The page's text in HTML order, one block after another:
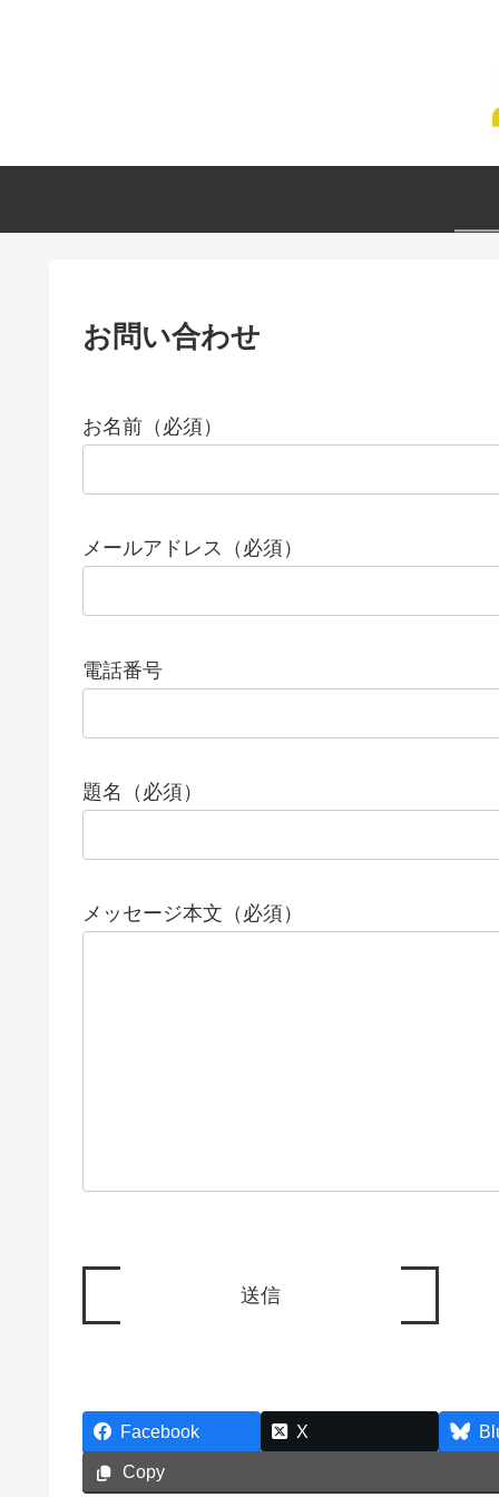
お問い合わせ
お名前（必須）
メールアドレス（必須）
電話番号
題名（必須）
メッセージ本文（必須）
Facebook X
Copy